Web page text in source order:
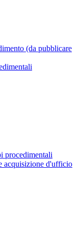
(da pubblicare
procedimentali
acquisizione d'ufficio